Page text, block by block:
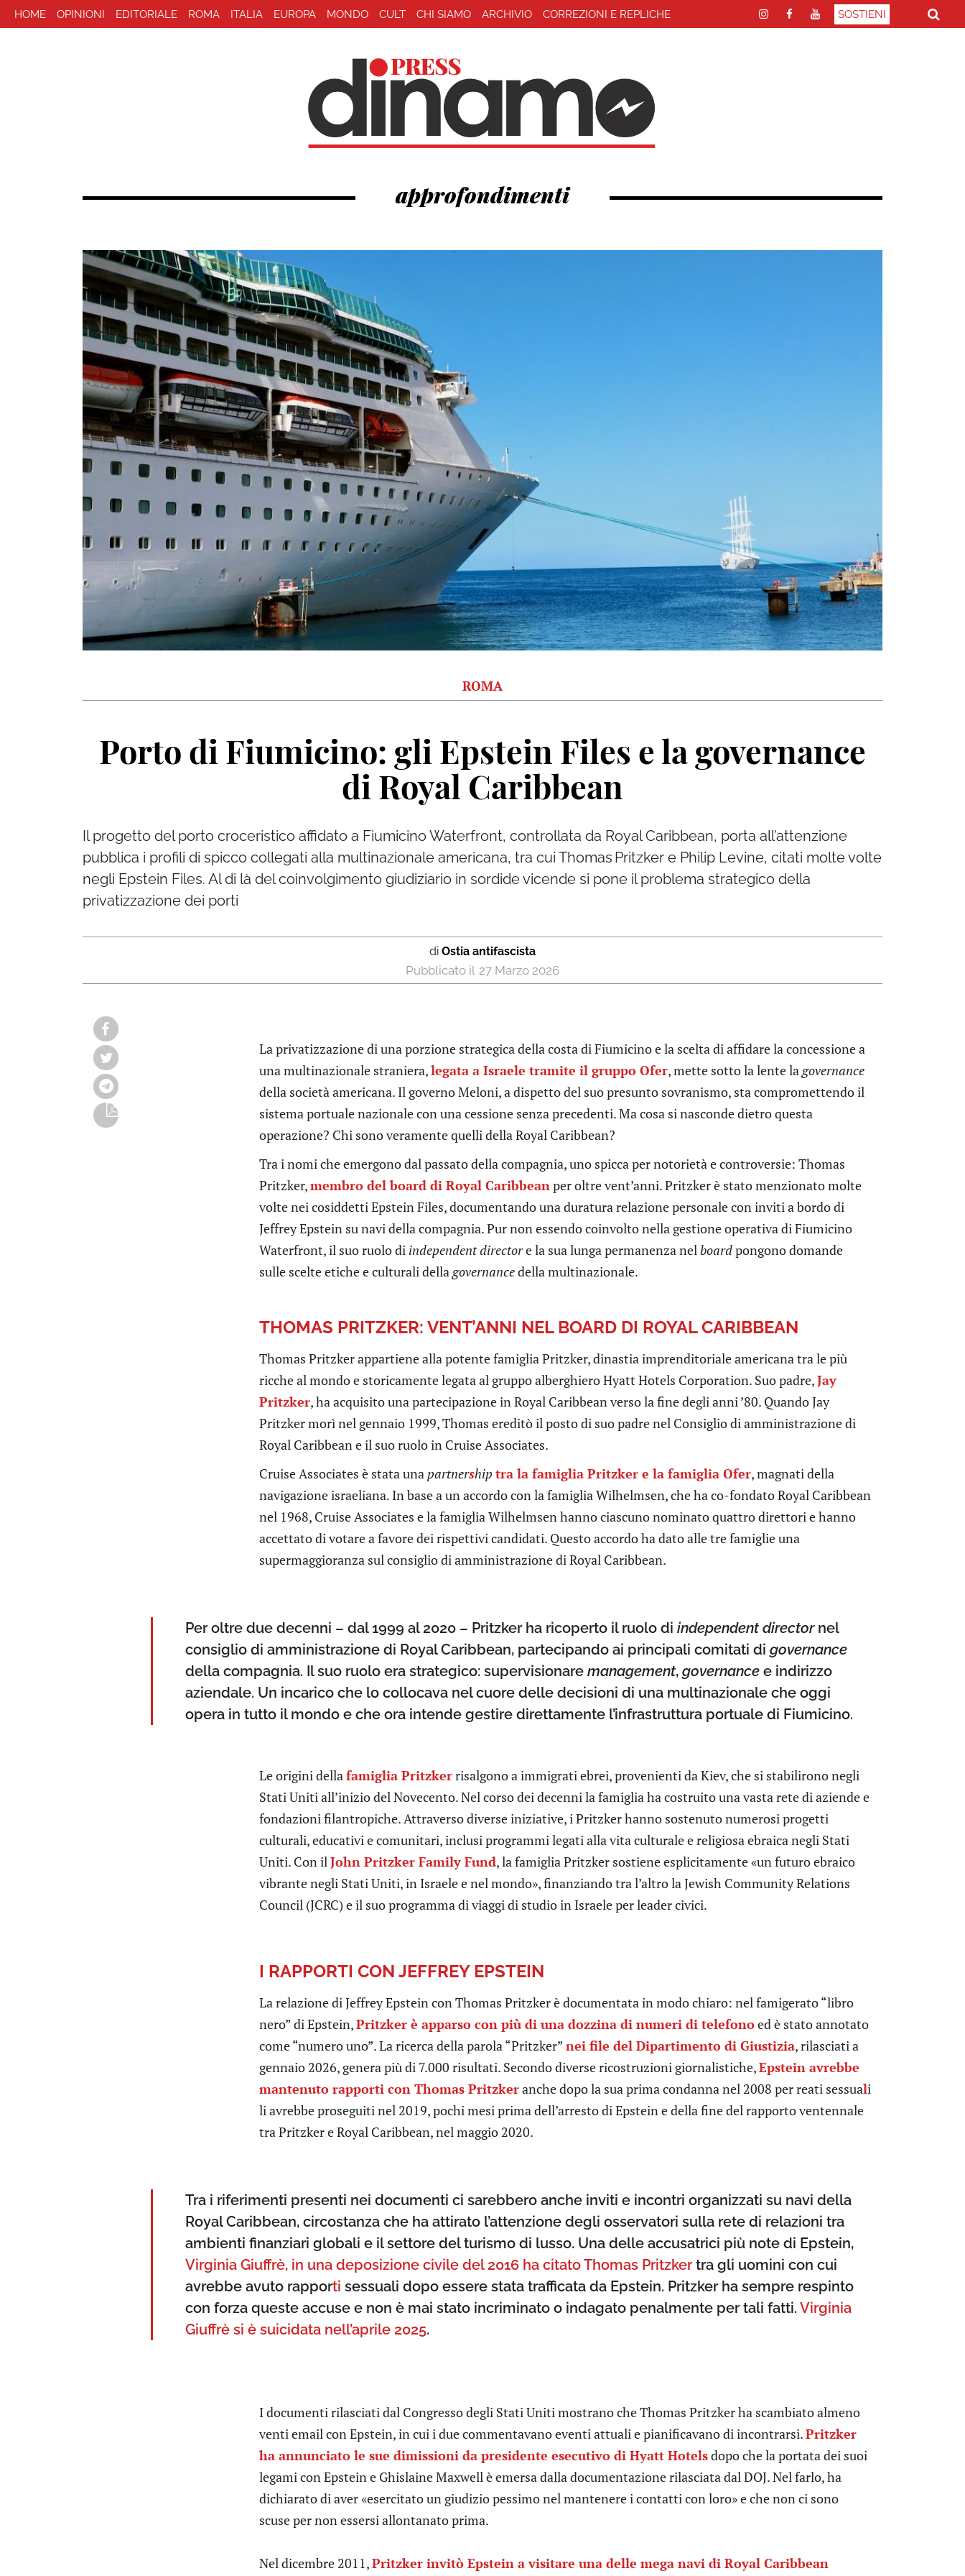
HOME OPINIONI EDITORIALE ROMA ITALIA EUROPA MONDO CULT CHI SIAMO ARCHIVIO CORREZIONI E REPLICHE SOSTIENI
approfondimenti
ROMA
Porto di Fiumicino: gli Epstein Files e la governance
di Royal Caribbean
Il progetto del porto croceristico affidato a Fiumicino Waterfront, controllata da Royal Caribbean, porta all’attenzione
pubblica i profili di spicco collegati alla multinazionale americana, tra cui Thomas Pritzker e Philip Levine, citati molte volte
negli Epstein Files. Al di là del coinvolgimento giudiziario in sordide vicende si pone il problema strategico della
privatizzazione dei porti
di Ostia antifascista
27 Marzo 2026
La privatizzazione di una porzione strategica della costa di Fiumicino e la scelta di affidare la concessione a
una multinazionale straniera,legata a Israele tramite il gruppo Ofer, mette sotto la lente lagovernance
della società americana. Il governo Meloni, a dispetto del suo presunto sovranismo, sta compromettendo il
sistema portuale nazionale con una cessione senza precedenti. Ma cosa si nasconde dietro questa
operazione? Chi sono veramente quelli della Royal Caribbean?
Tra i nomi che emergono dal passato della compagnia, uno spicca per notorietà e controversie: Thomas
Pritzker,membro del board di Royal Caribbeanper oltre vent’anni. Pritzker è stato menzionato molte
volte nei cosiddetti Epstein Files, documentando una duratura relazione personale con inviti a bordo di
Jeffrey Epstein su navi della compagnia. Pur non essendo coinvolto nella gestione operativa di Fiumicino
Waterfront, il suo ruolo di independent directore la sua lunga permanenza nelboardpongono domande
sulle scelte etiche e culturali dellagovernancedella multinazionale.
THOMAS PRITZKER: VENT’ANNI NEL BOARD DI ROYAL CARIBBEAN
Thomas Pritzker appartiene alla potente famiglia Pritzker, dinastia imprenditoriale americana tra le più
ricche al mondo e storicamente legata al gruppo alberghiero Hyatt Hotels Corporation. Suo padre,Jay
Pritzker, ha acquisito una partecipazione in Royal Caribbean verso la fine degli anni ’80. Quando Jay
Pritzker morì nel gennaio 1999, Thomas ereditò il posto di suo padre nel Consiglio di amministrazione di
Royal Caribbean e il suo ruolo in Cruise Associates.
Cruise Associates è stata una partnershiptra la famiglia Pritzker e la famiglia Ofer, magnati della
navigazione israeliana. In base a un accordo con la famiglia Wilhelmsen, che ha co-fondato Royal Caribbean
nel 1968, Cruise Associates e la famiglia Wilhelmsen hanno ciascuno nominato quattro direttori e hanno
accettato di votare a favore dei rispettivi candidati. Questo accordo ha dato alle tre famiglie una
supermaggioranza sul consiglio di amministrazione di Royal Caribbean.
Per oltre due decenni – dal 1999 al 2020 – Pritzker ha ricoperto il ruolo diindependent directornel
consiglio di amministrazione di Royal Caribbean, partecipando ai principali comitati digovernance
della compagnia. Il suo ruolo era strategico: supervisionaremanagement,governance e indirizzo
aziendale. Un incarico che lo collocava nel cuore delle decisioni di una multinazionale che oggi
opera in tutto il mondo e che ora intende gestire direttamente l’infrastruttura portuale di Fiumicino.
Le origini dellafamiglia Pritzkerrisalgono a immigrati ebrei, provenienti da Kiev, che si stabilirono negli
Stati Uniti all’inizio del Novecento. Nel corso dei decenni la famiglia ha costruito una vasta rete di aziende e
fondazioni filantropiche. Attraverso diverse iniziative, i Pritzker hanno sostenuto numerosi progetti
culturali, educativi e comunitari, inclusi programmi legati alla vita culturale e religiosa ebraica negli Stati
Uniti. Con ilJohn Pritzker Family Fund, la famiglia Pritzker sostiene esplicitamente «un futuro ebraico
vibrante negli Stati Uniti, in Israele e nel mondo», finanziando tra l’altro la Jewish Community Relations
Council (JCRC) e il suo programma di viaggi di studio in Israele per leader civici.
I RAPPORTI CON JEFFREY EPSTEIN
La relazione di Jeffrey Epstein con Thomas Pritzker è documentata in modo chiaro: nel famigerato “libro
nero” di Epstein,Pritzker è apparso con più di una dozzina di numeri di telefonoed è stato annotato
come “numero uno”. La ricerca della parola “Pritzker”nei file del Dipartimento di Giustizia, rilasciati a
gennaio 2026, genera più di 7.000 risultati. Secondo diverse ricostruzioni giornalistiche,Epstein avrebbe
mantenuto rapporti con Thomas Pritzkeranche dopo la sua prima condanna nel 2008 per reati sessuali
li avrebbe proseguiti nel 2019, pochi mesi prima dell’arresto di Epstein e della fine del rapporto ventennale
tra Pritzker e Royal Caribbean, nel maggio 2020.
Tra i riferimenti presenti nei documenti ci sarebbero anche inviti e incontri organizzati su navi della
Royal Caribbean, circostanza che ha attirato l’attenzione degli osservatori sulla rete di relazioni tra
ambienti finanziari globali e il settore del turismo di lusso. Una delle accusatrici più note di Epstein,
Virginia Giuffrè, in una deposizione civile del 2016 ha citato Thomas Pritzkertra gli uomini con cui
avrebbe avuto rapporti sessuali dopo essere stata trafficata da Epstein. Pritzker ha sempre respinto
con forza queste accuse e non è mai stato incriminato o indagato penalmente per tali fatti.Virginia
Giuffrè si è suicidata nell’aprile 2025.
I documenti rilasciati dal Congresso degli Stati Uniti mostrano che Thomas Pritzker ha scambiato almeno
venti email con Epstein, in cui i due commentavano eventi attuali e pianificavano di incontrarsi.Pritzker
ha annunciato le sue dimissioni da presidente esecutivo di Hyatt Hotelsdopo che la portata dei suoi
legami con Epstein e Ghislaine Maxwell è emersa dalla documentazione rilasciata dal DOJ. Nel farlo, ha
dichiarato di aver «esercitato un giudizio pessimo nel mantenere i contatti con loro» e che non ci sono
scuse per non essersi allontanato prima.
Nel dicembre 2011,Pritzker invitò Epstein a visitare una delle mega navi di Royal Caribbean